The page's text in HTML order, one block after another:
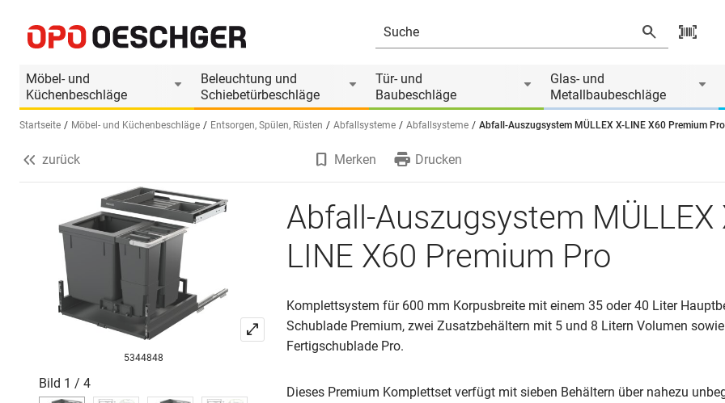
Möbel- und
Küchenbeschläge
Beleuchtung und
Schiebetürbeschläge
Tür- und
Baubeschläge
Glas- und
Metallbaubeschläge
Sprache wählen (DE)
Startseite Möbel- und Küchenbeschläge Entsorgen, Spülen, Rüsten Abfallsysteme Abfallsysteme Abfall-Auszugsystem MÜLLEX X-LINE X60 Premium Pro
Produktinformationen
Passendes Zubehör
zurück Merken Drucken
5344848
Bild 1 / 4
Abfall-Auszugsystem MÜLLEX
LINE X60 Premium Pro
Komplettsystem für 600 mm Korpusbreite mit einem 35 oder 40 Liter
Schublade Premium, zwei Zusatzbehältern mit 5 und 8 Litern Volumen sowie
Fertigschublade Pro.
Dieses Premium Komplettset verfügt mit sieben Behältern über nahezu